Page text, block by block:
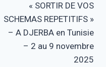
« SORTIR DE VOS
SCHEMAS REPETITIFS »
– A DJERBA en Tunisie
– 2 au 9 novembre
2025